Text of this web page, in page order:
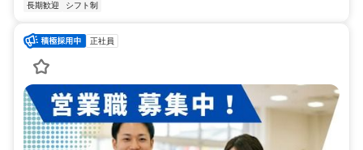
長期歓迎
シフト制
正社員